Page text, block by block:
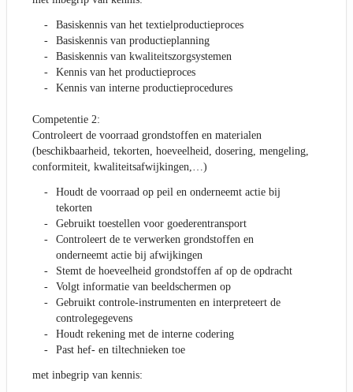
Basiskennis van het textielproductieproces
Basiskennis van productieplanning
Basiskennis van kwaliteitszorgsystemen
Kennis van het productieproces
Kennis van interne productieprocedures
Competentie 2:
Controleert de voorraad grondstoffen en materialen
(beschikbaarheid, tekorten, hoeveelheid, dosering, mengeling,
conformiteit, kwaliteitsafwijkingen,…)
Houdt de voorraad op peil en onderneemt actie bij
tekorten
Gebruikt toestellen voor goederentransport
Controleert de te verwerken grondstoffen en
onderneemt actie bij afwijkingen
Stemt de hoeveelheid grondstoffen af op de opdracht
Volgt informatie van beeldschermen op
Gebruikt controle-instrumenten en interpreteert de
controlegegevens
Houdt rekening met de interne codering
Past hef- en tiltechnieken toe
met inbegrip van kennis: